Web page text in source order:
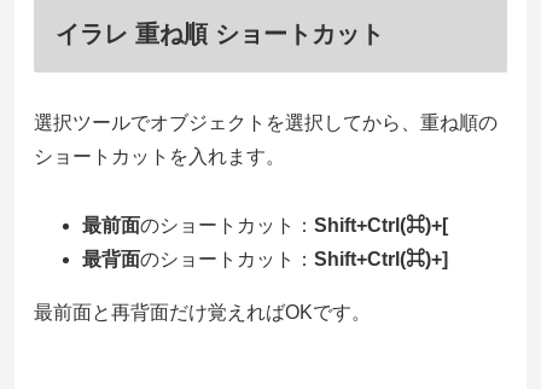
イラレ 重ね順 ショートカット
選択ツールでオブジェクトを選択してから、重ね順の
ショートカットを入れます。
最前面のショートカット： Shift+Ctrl(⌘)+[
最背面のショートカット： Shift+Ctrl(⌘)+]
最前面と再背面だけ覚えればOKです。